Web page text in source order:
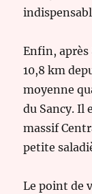
Enfin,
10,8 km
moyenne
du Sancy. Il
massif
petite
Le point de